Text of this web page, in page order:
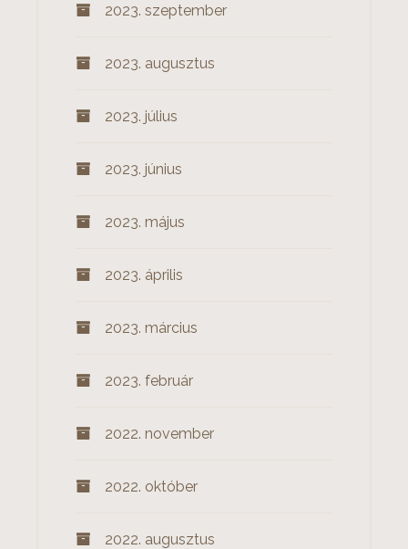
2023. szeptember
2023. augusztus
2023. július
2023. június
2023. május
2023. április
2023. március
2023. február
2022. november
2022. október
2022. augusztus